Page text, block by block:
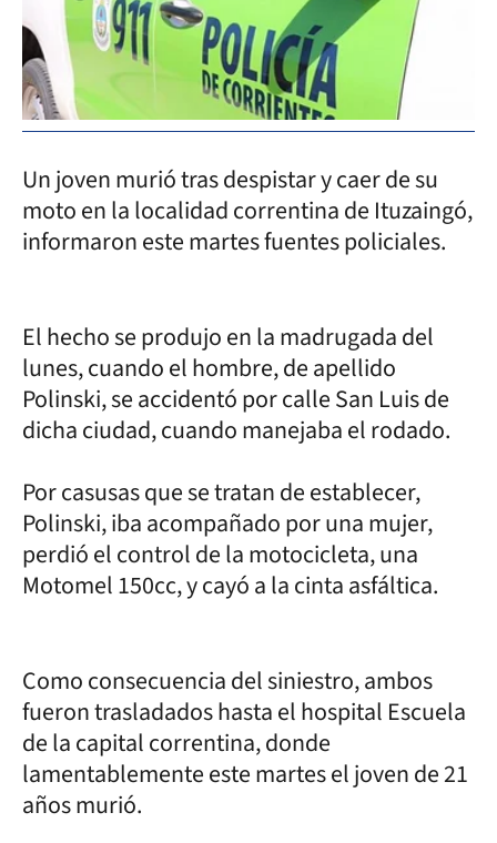
Un joven murió tras despistar y caer de su
moto en la localidad correntina de Ituzaingó,
informaron este martes fuentes policiales.
El hecho se produjo en la madrugada del
lunes, cuando el hombre, de apellido
Polinski, se accidentó por calle San Luis de
dicha ciudad, cuando manejaba el rodado.
Por casusas que se tratan de establecer,
Polinski, iba acompañado por una mujer,
perdió el control de la motocicleta, una
Motomel 150cc, y cayó a la cinta asfáltica.
Como consecuencia del siniestro, ambos
fueron trasladados hasta el hospital Escuela
de la capital correntina, donde
lamentablemente este martes el joven de 21
años murió.